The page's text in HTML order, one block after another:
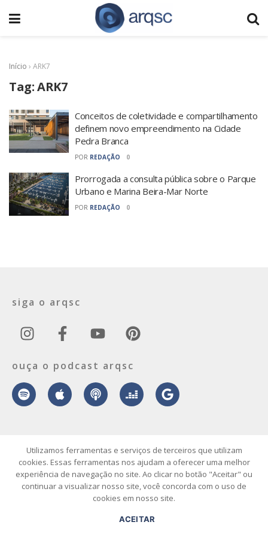
Início › ARK7
Tag:ARK7
Conceitos de coletividade e compartilhamento
definem novo empreendimento na Cidade
Pedra Branca
POR REDAÇÃO 0
Prorrogada a consulta pública sobre o Parque
Urbano e Marina Beira-Mar Norte
POR REDAÇÃO 0
siga o arqsc
ouça o podcast arqsc
© 2026 ArqSC – Portal de Arquitetura, Interiores, Design e Arte de
Santa Catarina – Todos os Direitos Reservados.
sobre contato envie seu projeto publicidade vídeo podcast
Utilizamos ferramentas e serviços de terceiros que utilizam
cookies. Essas ferramentas nos ajudam a oferecer uma melhor
experiência de navegação no site. Ao clicar no botão "Aceitar" ou
continuar a visualizar nosso site, você concorda com o uso de
cookies em nosso site.
ACEITAR